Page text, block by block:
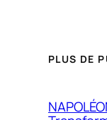
PLUS DE